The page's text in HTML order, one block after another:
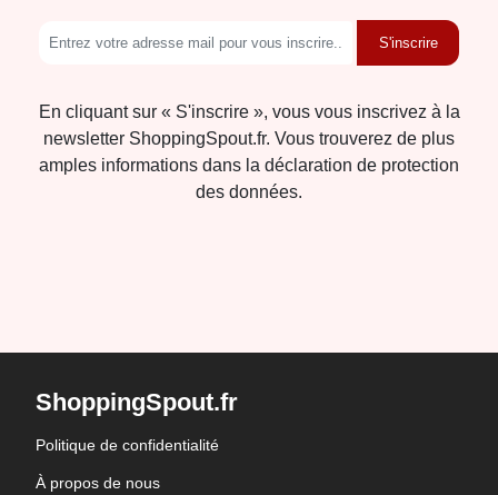
S'inscrire
En cliquant sur « S'inscrire », vous vous inscrivez à la
newsletter ShoppingSpout.fr. Vous trouverez de plus
amples informations dans la déclaration de protection
des données.
ShoppingSpout.fr
Politique de confidentialité
À propos de nous